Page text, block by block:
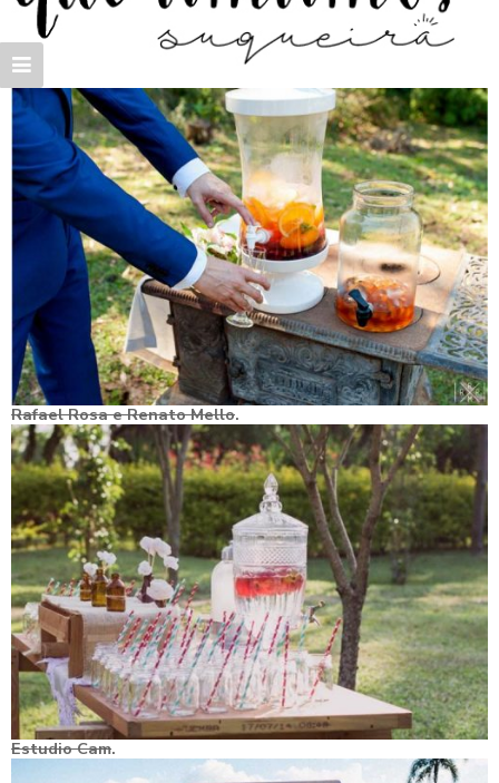
Rafael Rosa e Renato Mello.
Estudio Cam.